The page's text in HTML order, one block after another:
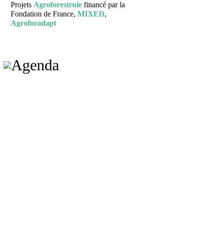
Projets Agroforestruiefinancé par la
Fondation de France, MIXED,
Agroforadapt
Agenda